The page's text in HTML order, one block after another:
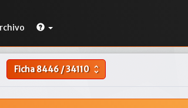
Ficha8446/34110 unfold_more